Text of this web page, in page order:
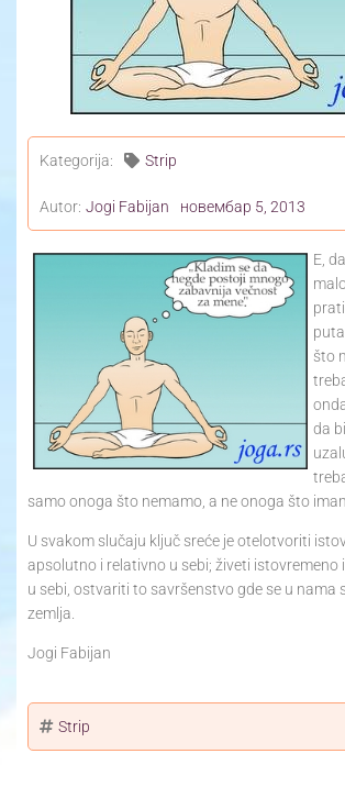
Yoga Travel
Blog
Kategorija: Strip
Autor: Jogi Fabijan новембар 5, 2013
E,
što
da
samo onoga što nemamo, a ne onoga što
U svakom slučaju ključ sreće je otelotvoriti
apsolutno i relativno u sebi; živeti istovremeno
u sebi, ostvariti to savršenstvo gde se u nama
zemlja.
Jogi Fabijan
Strip